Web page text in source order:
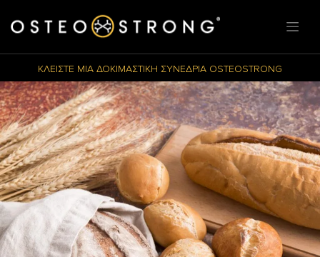
ΚΛΕΙΣΤΕ ΜΙΑ ΔΟΚΙΜΑΣΤΙΚΗ ΣΥΝΕΔΡΙΑ OSTEOSTRONG